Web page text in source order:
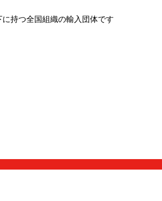
持つ全国組織の輸入団体です